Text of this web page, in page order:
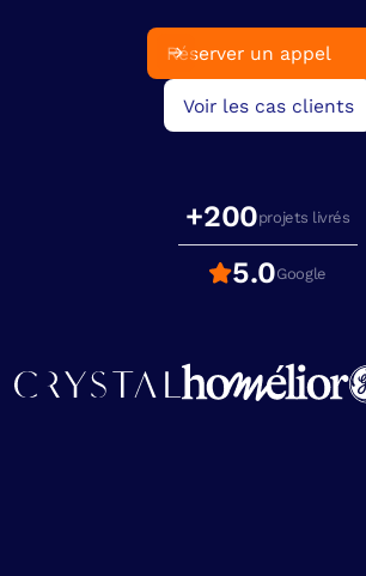
Réserver un appel
Voir les cas clients
+200projets livrés
5.0Google